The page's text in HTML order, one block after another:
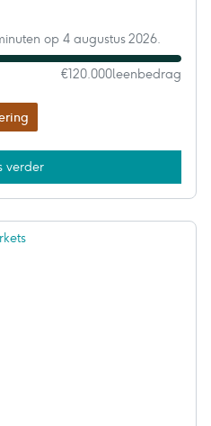
op 4 augustus 2026.
€120.000leenbedrag
verder